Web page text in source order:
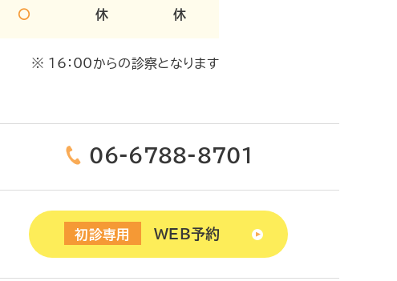
〇 休 休
※ 16：00からの診察となります
06-6788-8701
初診専用 WEB予約